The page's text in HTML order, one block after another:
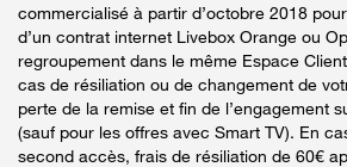
commercialisé à partir d’octobre 2018
d’un contrat internet Livebox Orange ou
regroupement dans le même Espace
cas de résiliation ou de changement de
perte de la remise et fin de l’engagement
(sauf pour les offres avec Smart TV). En
second accès, frais de résiliation de 60€